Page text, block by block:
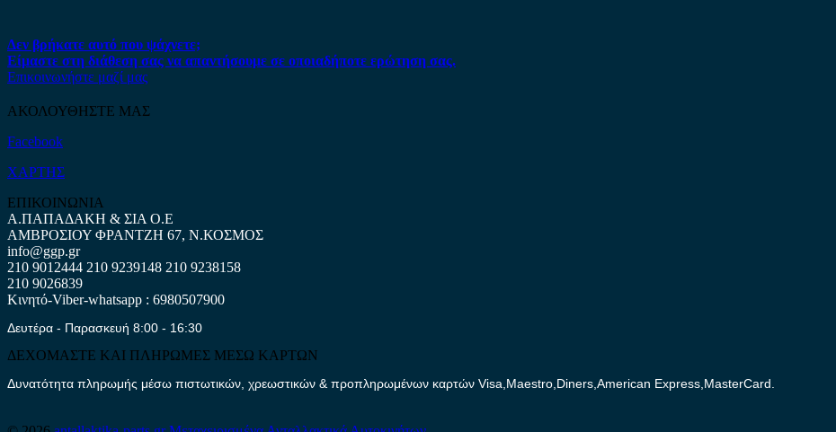
Δεν βρήκατε αυτό που ψάχνετε;
Είμαστε στη διάθεση σας να απαντήσουμε σε οποιαδήποτε ερώτηση σας.
Επικοινωνήστε μαζί μας
ΑΚΟΛΟΥΘΗΣΤΕ ΜΑΣ
Facebook
ΧΑΡΤΗΣ
ΕΠΙΚΟΙΝΩΝΙΑ
Α.ΠΑΠΑΔΑΚΗ & ΣΙΑ Ο.Ε
ΑΜΒΡΟΣΙΟΥ ΦΡΑΝΤΖΗ 67, Ν.ΚΟΣΜΟΣ
info@ggp.gr
210 9012444 210 9239148 210 9238158
210 9026839
Κινητό-Viber-whatsapp : 6980507900
Δευτέρα - Παρασκευή 8:00 - 16:30
ΔΕΧΟΜΑΣΤΕ ΚΑΙ ΠΛΗΡΩΜΕΣ ΜΕΣΩ ΚΑΡΤΩΝ
Δυνατότητα πληρωμής μέσω πιστωτικών, χρεωστικών & προπληρωμένων καρτών Visa,Maestro,Diners,American Express,MasterCard.